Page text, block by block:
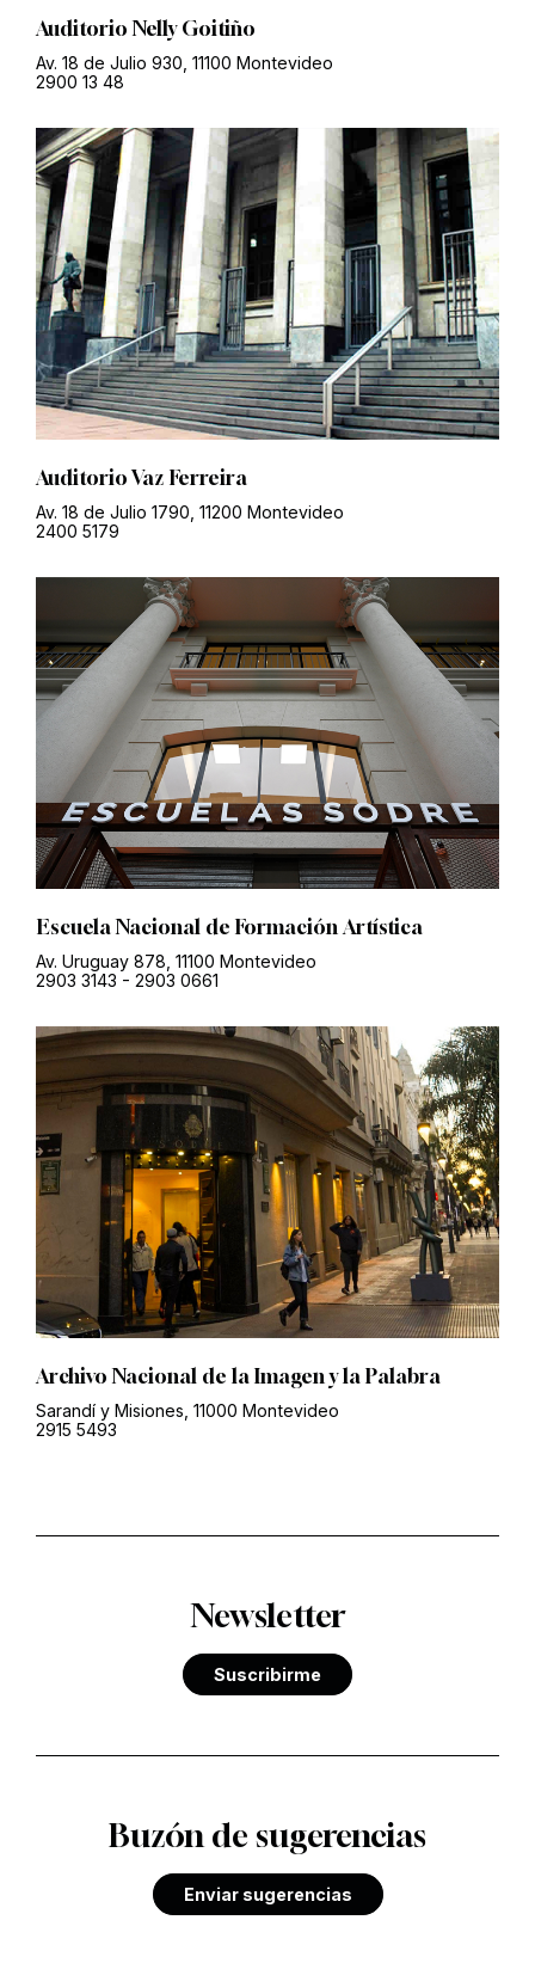
Auditorio Nelly Goitiño
Av. 18 de Julio 930, 11100 Montevideo
2900 13 48
Auditorio Vaz Ferreira
Av. 18 de Julio 1790, 11200 Montevideo
2400 5179
Escuela Nacional de Formación Artística
Av. Uruguay 878, 11100 Montevideo
2903 3143 - 2903 0661
Archivo Nacional de la Imagen y la Palabra
Sarandí y Misiones, 11000 Montevideo
2915 5493
Newsletter
Suscribirme
Buzón de sugerencias
Enviar sugerencias